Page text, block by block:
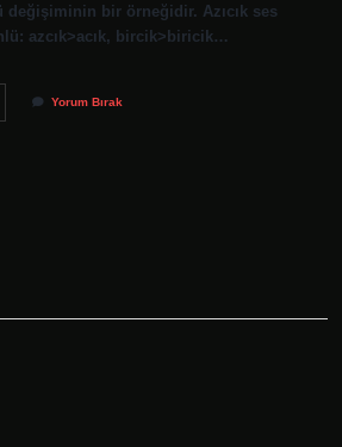
değişiminin bir örneğidir. Azıcık ses
azcık>acık, bircik>biricik…
Yorum Bırak